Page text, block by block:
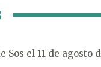
el 11 de agosto